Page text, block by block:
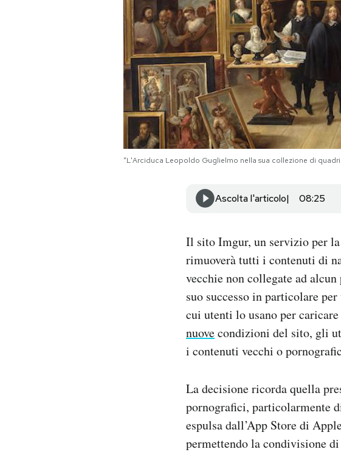
“L'Arciduca Leopoldo Guglielmo nella sua collezione di
Ascolta l'articolo 08:25
Il sito Imgur, un servizio per
rimuoverà tutti i contenuti di
vecchie non collegate ad
suo successo in particolare
cui utenti lo usano per
nuovecondizioni del sito, gli
i contenuti vecchi o
La decisione ricorda quella
pornografici, particolarmente
espulsa dall’App Store di
permettendo la condivisione